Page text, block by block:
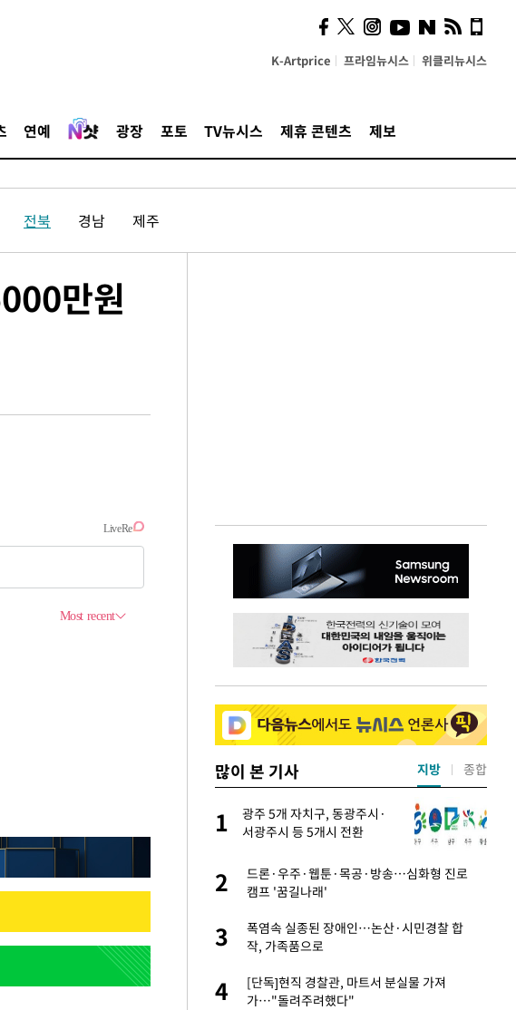
K-Artprice 프라임뉴시스 위클리뉴시스
연예 광장 포토 TV뉴시스 제휴 콘텐츠 제보
전북 경남 제주
만원
많이 본 기사
심판 성 접대 7경기 들여다보니…한
'5승 2무'
닉스, 주당 375원 분기배당 결정…3
추가 주주환원 발표
하이닉스, 주당 375원 분기 배
1
광주 5개 자치구, 동광주시·
서광주시 등 5개시 전환
2
드론·우주·웹툰·목공·방송…심화형 진로
캠프 '꿈길나래'
3
폭염속 실종된 장애인…논산·시민경찰 합
작, 가족품으로
4
[단독]현직 경찰관, 마트서 분실물 가져
가…"돌려주려했다"
지방 종합